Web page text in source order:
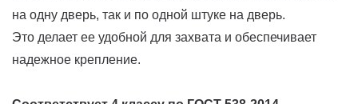
на одну дверь, так и по одной штуке на дверь.
Это делает ее удобной для захвата и обеспечивает
надежное крепление.